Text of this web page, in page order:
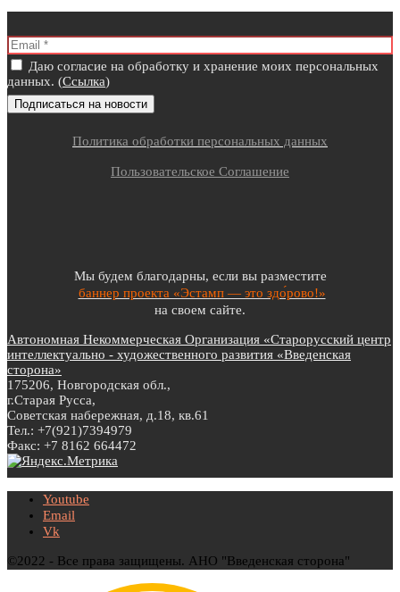
Даю согласие на обработку и хранение моих персональных
данных. (Ссылка)
Политика обработки персональных данных
Пользовательское Соглашение
Мы будем благодарны, если вы разместите
баннер проекта «Эстамп — это здо́рово!»
на своем сайте.
Автономная Некоммерческая Организация «Старорусский центр
интеллектуально - художественного развития «Введенская
сторона»
175206, Новгородская обл.,
г.Старая Русса,
Советская набережная, д.18, кв.61
Тел.: +7(921)7394979
Факс: +7 8162 664472
Youtube
Email
Vk
©2022 - Все права защищены. АНО "Введенская сторона"